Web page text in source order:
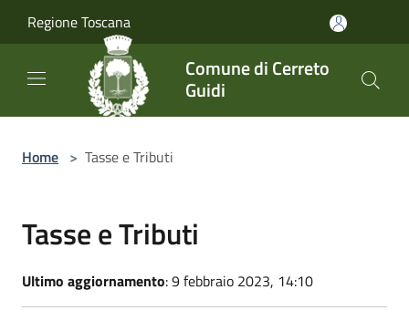
Regione Toscana
Comune di Cerreto
Guidi
Home > Tasse e Tributi
Tasse e Tributi
Ultimo aggiornamento: 9 febbraio 2023, 14:10